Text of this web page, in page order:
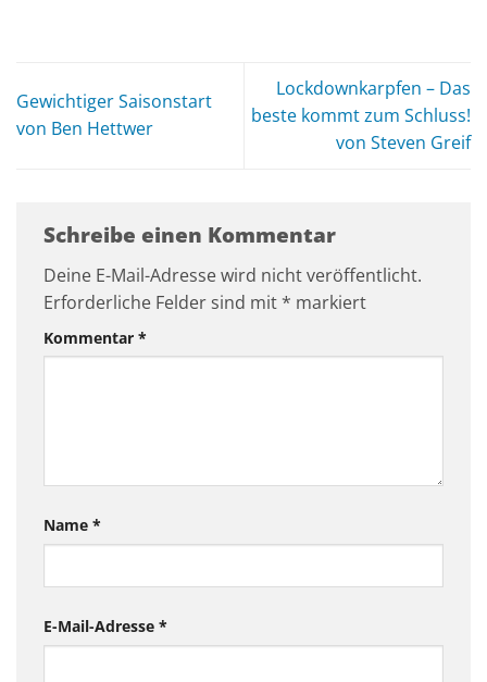
Gewichtiger Saisonstart
von Ben Hettwer
Lockdownkarpfen – Das
beste kommt zum Schluss!
von Steven Greif
Schreibe einen Kommentar
Deine E-Mail-Adresse wird nicht veröffentlicht.
Erforderliche Felder sind mit * markiert
Kommentar *
Name *
E-Mail-Adresse *